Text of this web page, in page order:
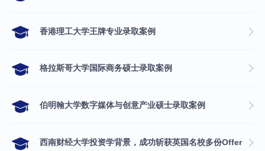
香港理工大学王牌专业录取案例
格拉斯哥大学国际商务硕士录取案例
伯明翰大学数字媒体与创意产业硕士录取案例
西南财经大学投资学背景，成功斩获英国名校多份Offer